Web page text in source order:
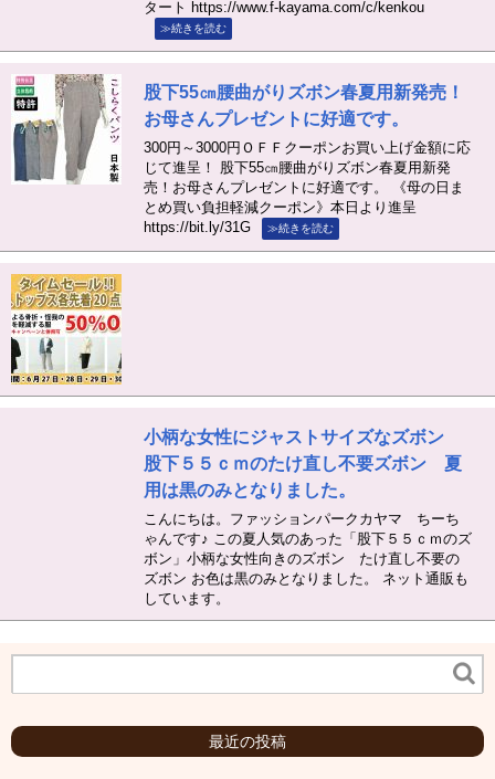
タート https://www.f-kayama.com/c/kenkou
≫続きを読む
股下55㎝腰曲がりズボン春夏用新発売！
お母さんプレゼントに好適です。
300円～3000円ＯＦＦクーポンお買い上げ金額に応
じて進呈！ 股下55㎝腰曲がりズボン春夏用新発
売！お母さんプレゼントに好適です。 《母の日ま
とめ買い負担軽減クーポン》本日より進呈
https://bit.ly/31G
≫続きを読む
小柄な女性にジャストサイズなズボン
股下５５ｃｍのたけ直し不要ズボン 夏
用は黒のみとなりました。
こんにちは。ファッションパークカヤマ ちーち
ゃんです♪ この夏人気のあった「股下５５ｃｍのズ
ボン」小柄な女性向きのズボン たけ直し不要の
ズボン お色は黒のみとなりました。 ネット通販も
しています。
最近の投稿